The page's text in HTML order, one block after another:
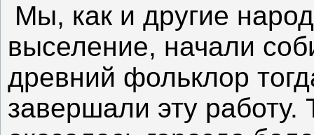
Мы, как и другие
выселение, начали
древний фольклор
завершали эту работу.